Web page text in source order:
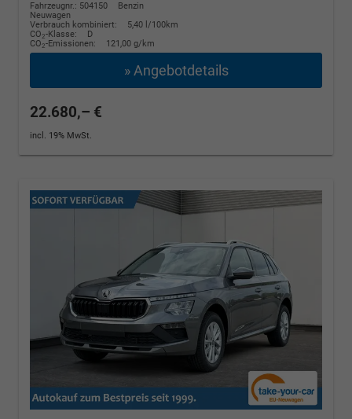
Fahrzeugnr.: 504150
Benzin
Neuwagen
Verbrauch kombiniert:
5,40 l/100km
CO2-Klasse:
D
CO2-Emissionen: 121,00 g/km
» Angebotdetails
22.680,– €
incl. 19% MwSt.